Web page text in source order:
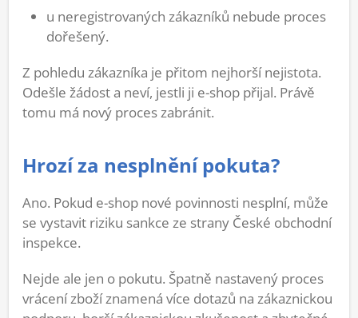
u neregistrovaných zákazníků nebude proces
dořešený.
Z pohledu zákazníka je přitom nejhorší nejistota.
Odešle žádost a neví, jestli ji e-shop přijal. Právě
tomu má nový proces zabránit.
Hrozí za nesplnění pokuta?
Ano. Pokud e-shop nové povinnosti nesplní, může
se vystavit riziku sankce ze strany České obchodní
inspekce.
Nejde ale jen o pokutu. Špatně nastavený proces
vrácení zboží znamená více dotazů na zákaznickou